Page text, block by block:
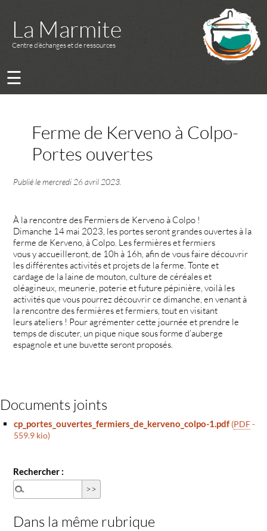
La Marmite
Centre d’échanges et de ressources
☰
Ferme de Kerveno à Colpo-
Portes ouvertes
Publié lemercredi 26 avril 2023
À la rencontre des Fermiers de Kerveno à Colpo !
Dimanche 14 mai 2023, les portes seront grandes ouvertes à la
ferme de Kerveno, à Colpo. Les fermières et fermiers
vous y accueilleront, de 10h à 16h, afin de vous faire découvrir
les différentes activités et projets de la ferme. Tonte et
cardage de la laine de mouton, culture de céréales et
oléagineux, meunerie, poterie et future pépinière, voilà les
activités que vous pourrez découvrir ce dimanche, en venant à
la rencontre des fermières et fermiers, tout en visitant
leurs ateliers ! Pour agrémenter cette journée et prendre le
temps de discuter, un pique nique sous forme d’auberge
espagnole et une buvette seront proposés.
Documents joints
cp_portes_ouvertes_fermiers_de_kerveno_colpo-1.pdf (PDF-
559.9 kio)
Rechercher :
Dans la même rubrique